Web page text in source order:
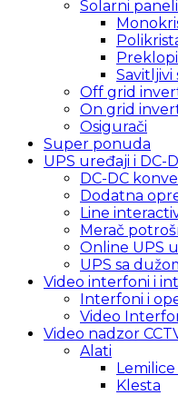
Solarni paneli
Savitljivi
Off grid
On grid
Osigurači
Super ponuda
UPS uređaji i DC-
DC-DC
Dodatna
Line
Merač
Online UPS
UPS sa
Video interfoni i
Interfoni i
Video
Video nadzor
Alati
Lemilice
Klesta